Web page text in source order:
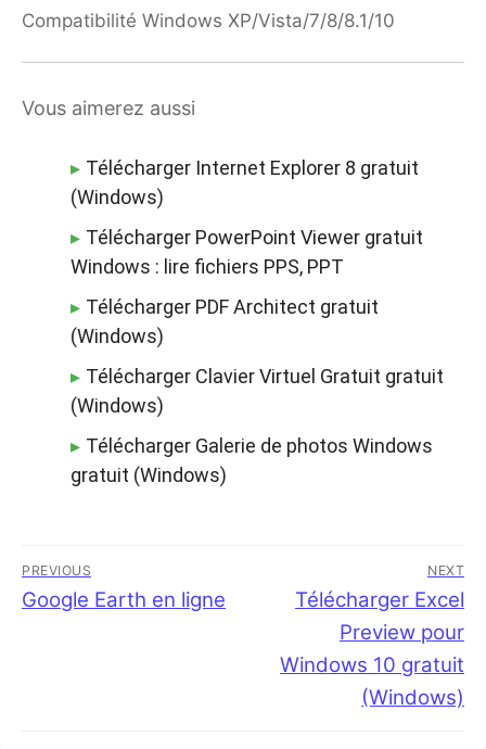
Compatibilité Windows XP/Vista/7/8/8.1/10
Vous aimerez aussi
Télécharger Internet Explorer 8 gratuit
(Windows)
Télécharger PowerPoint Viewer gratuit
Windows : lire fichiers PPS, PPT
Télécharger PDF Architect gratuit
(Windows)
Télécharger Clavier Virtuel Gratuit gratuit
(Windows)
Télécharger Galerie de photos Windows
gratuit (Windows)
Navigation
de
PREVIOUS
Previous
Google Earth en ligne
NEXT
Next
Télécharger Excel
Preview pour
Windows 10 gratuit
(Windows)